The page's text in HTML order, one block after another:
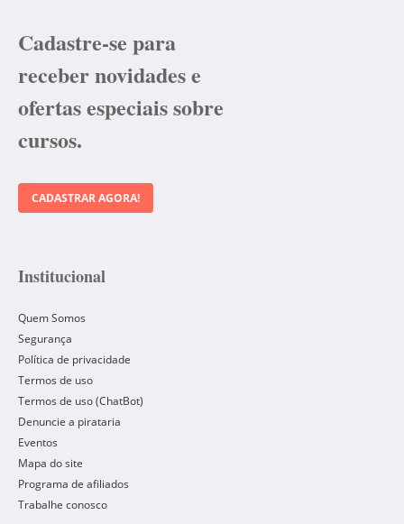
Cadastre-se para
receber novidades e
ofertas especiais sobre
cursos.
CADASTRAR AGORA!
Institucional
Quem Somos
Segurança
Política de privacidade
Termos de uso
Termos de uso (ChatBot)
Denuncie a pirataria
Eventos
Mapa do site
Programa de afiliados
Trabalhe conosco